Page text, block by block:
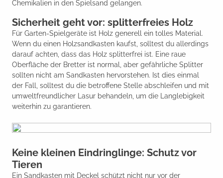
Chemikalien in den Spielsand gelangen.
Sicherheit geht vor: splitterfreies Holz
Für Garten-Spielgeräte ist Holz generell ein tolles Material.
Wenn du einen Holzsandkasten kaufst, solltest du allerdings
darauf achten, dass das Holz splitterfrei ist. Eine raue
Oberfläche der Bretter ist normal, aber gefährliche Splitter
sollten nicht am Sandkasten hervorstehen. Ist dies einmal
der Fall, solltest du die betroffene Stelle abschleifen und mit
umweltfreundlicher Lasur behandeln, um die Langlebigkeit
weiterhin zu garantieren.
Keine kleinen Eindringlinge: Schutz vor
Tieren
Ein Sandkasten mit Deckel schützt nicht nur vor der